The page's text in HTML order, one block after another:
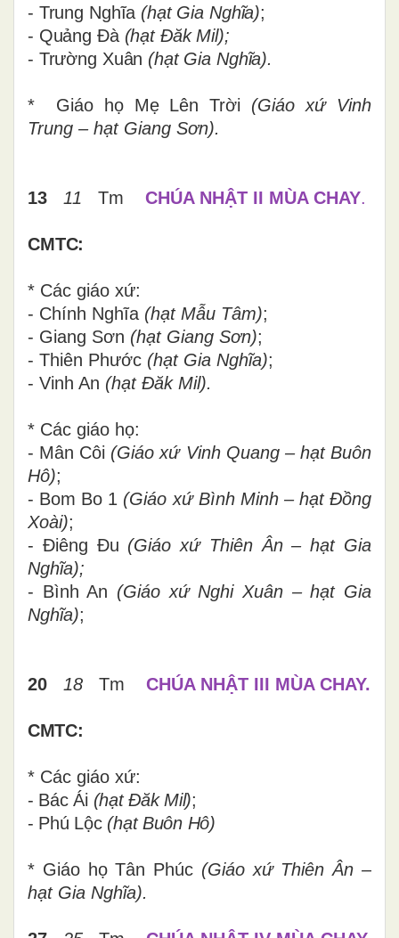
- Trung Nghĩa (hạt Gia Nghĩa);
- Quảng Đà (hạt Đăk Mil);
- Trường Xuân (hạt Gia Nghĩa).
* Giáo họ Mẹ Lên Trời (Giáo xứ Vinh
Trung – hạt Giang Sơn).
13 11 Tm CHÚA NHẬT II MÙA CHAY.
CMTC:
* Các giáo xứ:
- Chính Nghĩa (hạt Mẫu Tâm);
- Giang Sơn (hạt Giang Sơn);
- Thiên Phước (hạt Gia Nghĩa);
- Vinh An (hạt Đăk Mil).
* Các giáo họ:
- Mân Côi (Giáo xứ Vinh Quang – hạt Buôn
Hô);
- Bom Bo 1 (Giáo xứ Bình Minh – hạt Đồng
Xoài);
- Điêng Đu (Giáo xứ Thiên Ân – hạt Gia
Nghĩa);
- Bình An (Giáo xứ Nghi Xuân – hạt Gia
Nghĩa);
20 18 Tm CHÚA NHẬT III MÙA CHAY.
CMTC:
* Các giáo xứ:
- Bác Ái (hạt Đăk Mil);
- Phú Lộc (hạt Buôn Hô)
* Giáo họ Tân Phúc (Giáo xứ Thiên Ân –
hạt Gia Nghĩa).